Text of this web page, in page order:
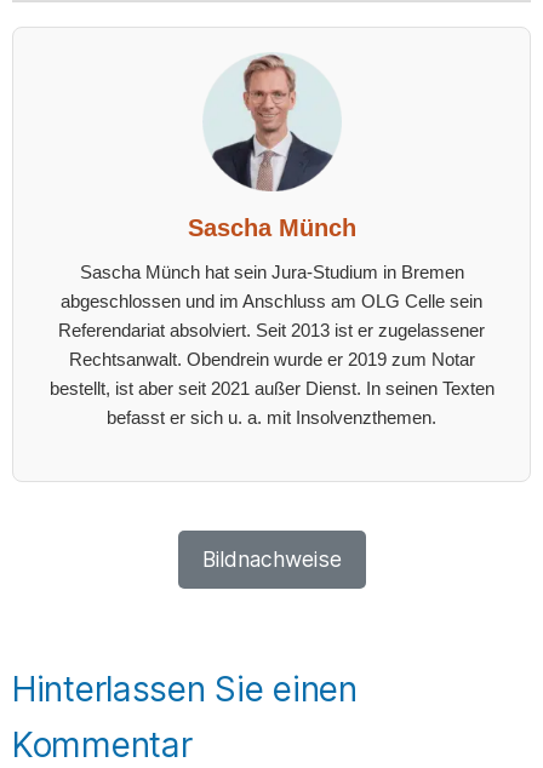
Sascha Münch
Sascha Münch hat sein Jura-Studium in Bremen
abgeschlossen und im Anschluss am OLG Celle sein
Referendariat absolviert. Seit 2013 ist er zugelassener
Rechtsanwalt. Obendrein wurde er 2019 zum Notar
bestellt, ist aber seit 2021 außer Dienst. In seinen Texten
befasst er sich u. a. mit Insolvenzthemen.
Bildnachweise
Hinterlassen Sie einen
Kommentar